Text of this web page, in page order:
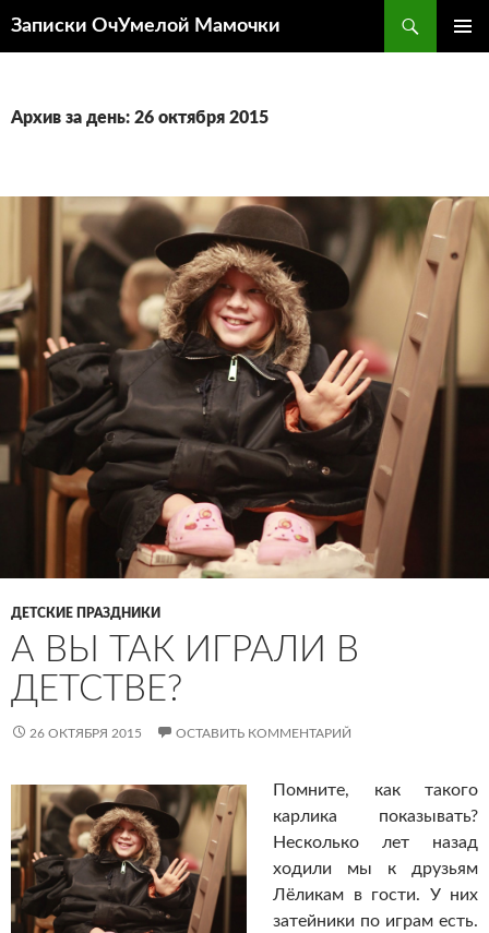
Записки ОчУмелой Мамочки
Архив за день: 26 октября 2015
ДЕТСКИЕ ПРАЗДНИКИ
А ВЫ ТАК ИГРАЛИ В
ДЕТСТВЕ?
26 ОКТЯБРЯ 2015 ОСТАВИТЬ КОММЕНТАРИЙ
Помните, как такого
карлика показывать?
Несколько лет назад
ходили мы к друзьям
Лёликам в гости. У них
затейники по играм есть.